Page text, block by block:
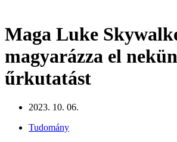
Maga Luke
magyarázza el
űrkutatást
2023. 10. 06.
Tudomány